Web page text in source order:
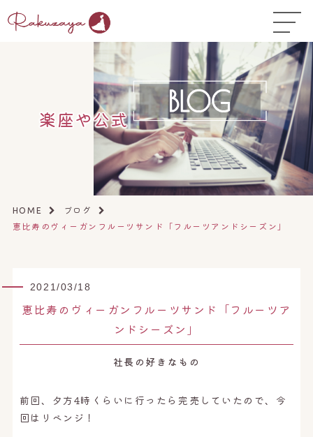
TOP
はじめての方へ
コース料金
よくある質問
お悩み温活ガイド▼
店舗一覧▼
オンラインストア ▼
オンライン予約はこちら
楽座や公式
HOME
ブログ
恵比寿のヴィーガンフルーツサンド「フルーツアンドシーズン」
2021/03/18
恵比寿のヴィーガンフルーツサンド「フルーツア
ンドシーズン」
社長の好きなもの
前回、夕方4時くらいに行ったら完売していたので、今
回はリベンジ！